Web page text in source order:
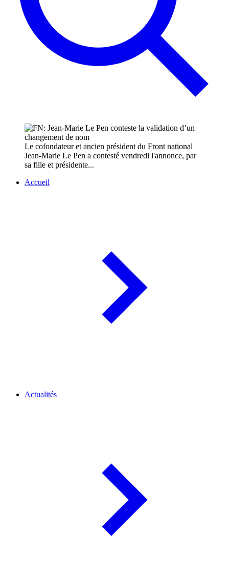
Le cofondateur et ancien président du Front national
Jean-Marie Le Pen a contesté vendredi l'annonce, par
sa fille et présidente...
Accueil
Actualités